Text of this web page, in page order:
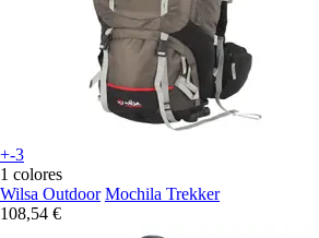
+-3
1 colores
Wilsa Outdoor Mochila Trekker
108,54 €